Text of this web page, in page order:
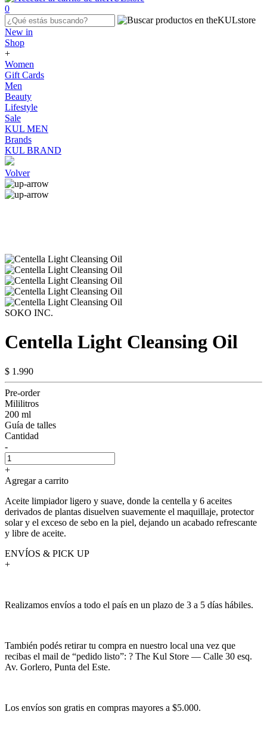
0
New in
Shop
+
Women
Gift Cards
Men
Beauty
Lifestyle
Sale
KUL MEN
Brands
KUL BRAND
Volver
SOKO INC.
Centella Light Cleansing Oil
$ 1.990
Pre-order
Mililitros
200 ml
Guía de talles
Cantidad
-
+
Agregar a carrito
Aceite limpiador ligero y suave, donde la centella y 6 aceites
derivados de plantas disuelven suavemente el maquillaje, protector
solar y el exceso de sebo en la piel, dejando un acabado refrescante
y libre de aceite.
ENVÍOS & PICK UP
+
Realizamos envíos a todo el país en un plazo de 3 a 5 días hábiles.
También podés retirar tu compra en nuestro local una vez que
recibas el mail de “pedido listo”: ? The Kul Store — Calle 30 esq.
Av. Gorlero, Punta del Este.
Los envíos son gratis en compras mayores a $5.000.